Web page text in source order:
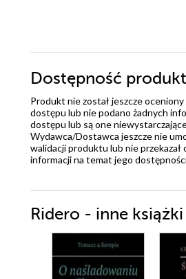
Dostępność
Produkt nie został jeszcze
dostępu lub nie podano żadnych
dostępu lub są one
Wydawca/Dostawca jeszcze nie
walidacji produktu lub nie przekazał
informacji na temat jego
Ridero - inne książki